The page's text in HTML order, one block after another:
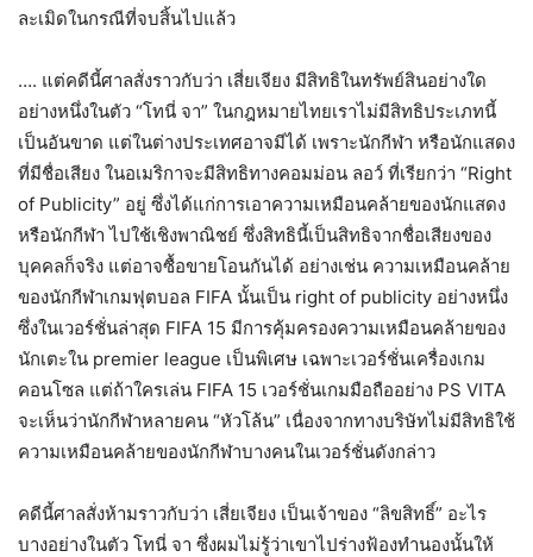
ละเมิดในกรณีที่จบสิ้นไปแล้ว
…. แต่คดีนี้ศาลสั่งราวกับว่า เสี่ยเจียง มีสิทธิในทรัพย์สินอย่างใด
อย่างหนึ่งในตัว “โทนี่ จา” ในกฎหมายไทยเราไม่มีสิทธิประเภทนี้
เป็นอันขาด แต่ในต่างประเทศอาจมีได้ เพราะนักกีฬา หรือนักแสดง
ที่มีชื่อเสียง ในอเมริกาจะมีสิทธิทางคอมม่อน ลอว์ ที่เรียกว่า “Right
of Publicity” อยู่ ซึ่งได้แก่การเอาความเหมือนคล้ายของนักแสดง
หรือนักกีฬา ไปใช้เชิงพาณิชย์ ซึ่งสิทธินี้เป็นสิทธิจากชื่อเสียงของ
บุคคลก็จริง แต่อาจซื้อขายโอนกันได้ อย่างเช่น ความเหมือนคล้าย
ของนักกีฬาเกมฟุตบอล FIFA นั้นเป็น right of publicity อย่างหนึ่ง
ซึ่งในเวอร์ชั่นล่าสุด FIFA 15 มีการคุ้มครองความเหมือนคล้ายของ
นักเตะใน premier league เป็นพิเศษ เฉพาะเวอร์ชั่นเครื่องเกม
คอนโซล แต่ถ้าใครเล่น FIFA 15 เวอร์ชั่นเกมมือถืออย่าง PS VITA
จะเห็นว่านักกีฬาหลายคน “หัวโล้น” เนื่องจากทางบริษัทไม่มีสิทธิใช้
ความเหมือนคล้ายของนักกีฬาบางคนในเวอร์ชั่นดังกล่าว
คดีนี้ศาลสั่งห้ามราวกับว่า เสี่ยเจียง เป็นเจ้าของ “ลิขสิทธิ์” อะไร
บางอย่างในตัว โทนี่ จา ซึ่งผมไม่รู้ว่าเขาไปร่างฟ้องทำนองนั้นให้